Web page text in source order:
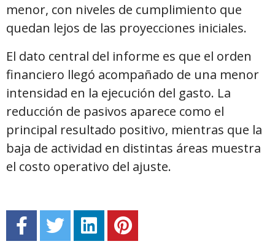
menor, con niveles de cumplimiento que
quedan lejos de las proyecciones iniciales.
El dato central del informe es que el orden
financiero llegó acompañado de una menor
intensidad en la ejecución del gasto. La
reducción de pasivos aparece como el
principal resultado positivo, mientras que la
baja de actividad en distintas áreas muestra
el costo operativo del ajuste.